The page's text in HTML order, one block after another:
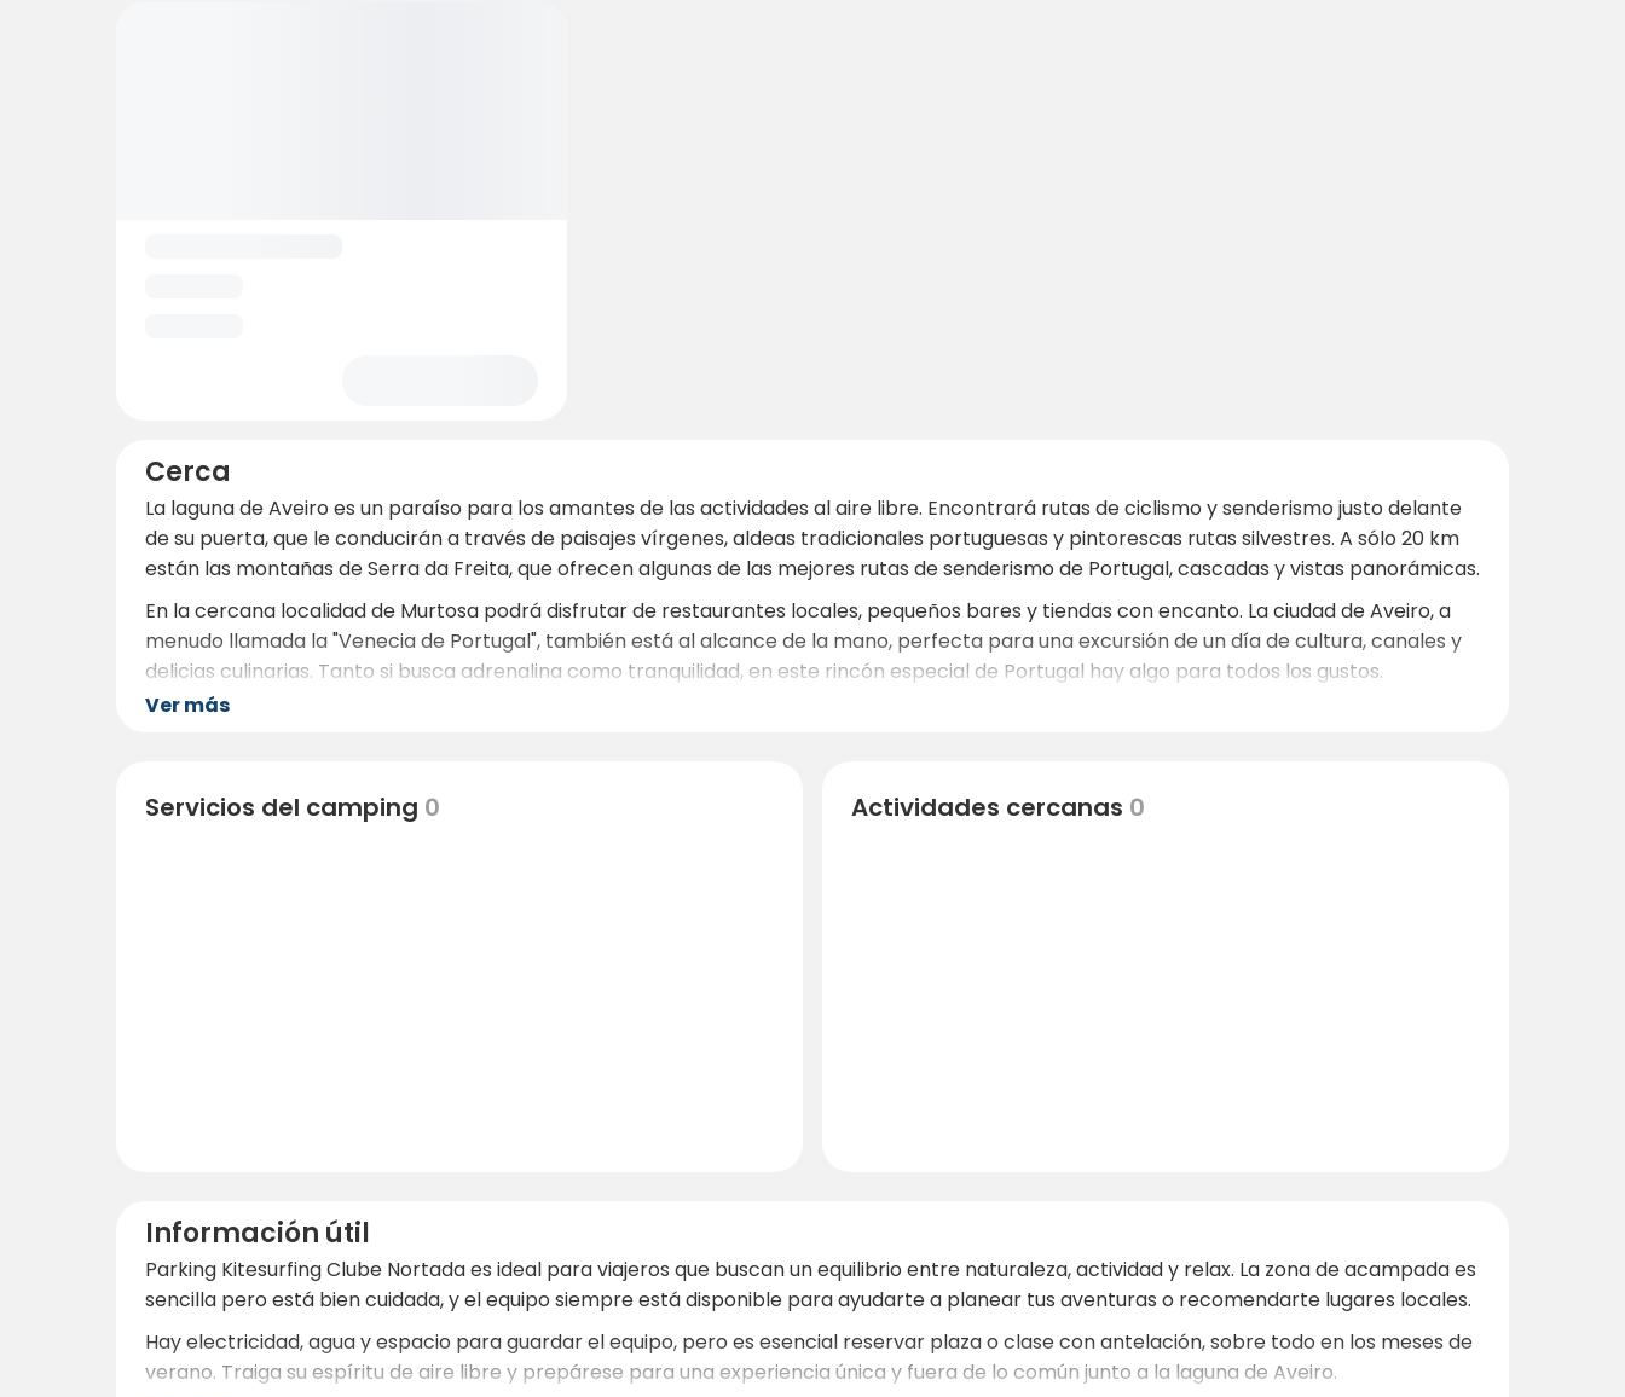
Cerca
La laguna de Aveiro es un paraíso para los amantes de las actividades al aire libre. Encontrará rutas de ciclismo y senderismo justo delante
de su puerta, que le conducirán a través de paisajes vírgenes, aldeas tradicionales portuguesas y pintorescas rutas silvestres. A sólo 20 km
están las montañas de Serra da Freita, que ofrecen algunas de las mejores rutas de senderismo de Portugal, cascadas y vistas panorámicas.
En la cercana localidad de Murtosa podrá disfrutar de restaurantes locales, pequeños bares y tiendas con encanto. La ciudad de Aveiro, a
menudo llamada la "Venecia de Portugal", también está al alcance de la mano, perfecta para una excursión de un día de cultura, canales y
delicias culinarias. Tanto si busca adrenalina como tranquilidad, en este rincón especial de Portugal hay algo para todos los gustos.
Ver más
Servicios del camping 0 Actividades cercanas 0
Información útil
Parking Kitesurfing Clube Nortada es ideal para viajeros que buscan un equilibrio entre naturaleza, actividad y relax. La zona de acampada es
sencilla pero está bien cuidada, y el equipo siempre está disponible para ayudarte a planear tus aventuras o recomendarte lugares locales.
Hay electricidad, agua y espacio para guardar el equipo, pero es esencial reservar plaza o clase con antelación, sobre todo en los meses de
verano. Traiga su espíritu de aire libre y prepárese para una experiencia única y fuera de lo común junto a la laguna de Aveiro.